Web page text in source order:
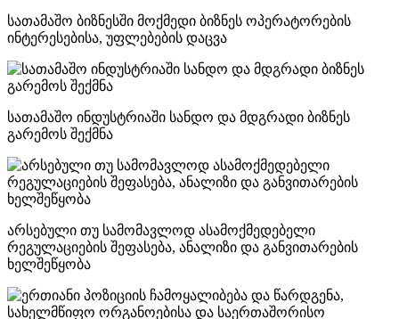
სათამაშო ბიზნესში მოქმედი ბიზნეს ოპერატორების
ინტერესებისა, უფლებების დაცვა
სათამაშო ინდუსტრიაში სანდო და მდგრადი ბიზნეს
გარემოს შექმნა
არსებული თუ სამომავლოდ ასამოქმედებელი
რეგულაციების შეფასება, ანალიზი და განვითარების
ხელშეწყობა